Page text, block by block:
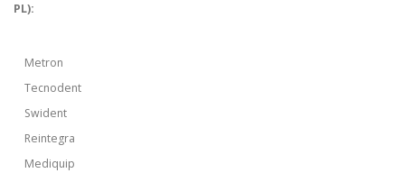
PL):
Metron
Tecnodent
Swident
Reintegra
Mediquip